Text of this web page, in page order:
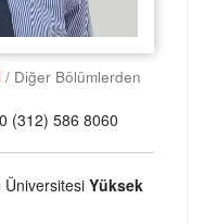
/ Diğer Bölümlerden
(312) 586 8060
Üniversitesi Yüksek